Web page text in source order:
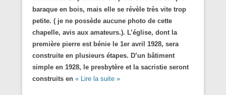
baraque en bois, mais elle se révèle très vite trop
petite. ( je ne possède aucune photo de cette
chapelle, avis aux amateurs.). L’église, dont la
première pierre est bénie le 1er avril 1928, sera
construite en plusieurs étapes. D’un bâtiment
simple en 1928, le presbytère et la sacristie seront
construits en « Lire la suite »